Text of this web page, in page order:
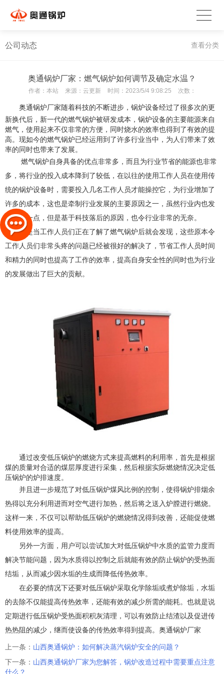
公司动态 查看分类
奥通锅炉厂家：燃气锅炉如何调节及确定水温？
作者： 本站 来源： 云更新 时间： 2023/5/4 9:08:25 次数：
奥通锅炉厂家随着科技的不断进步，锅炉设备经过了很多次的更
新换代后，新一代的燃气锅炉被研发成本，锅炉设备的主要能源来自
燃气，使用起来不仅非常的方便，同时烧水的效率也得到了有效的提
高。现如今的燃气锅炉已经运用到了许多行业当中，为人们带来了效
率的同时也带来了发展。
燃气锅炉自身具备的优点非常多，而且为行业节省的能源也非常
多，将行业的投入成本降到了较低，在以往的使用工作人员在使用传
统的锅炉设备时，需要投入几名工作人员才能操控它，为行业增加了
许多的成本，这也是牵制行业发展的主要原因之一，虽然行业内也发
现了这一点，但是基于科技落后的原因，也令行业非常的无奈。
但是当工作人员们正在了解了燃气锅炉后就会发现，这些原本令
工作人员们非常头疼的问题已经被很好的解决了，节省工作人员时间
和精力的同时也提高了工作的效率，提高自身安全性的同时也为行业
的发展做出了巨大的贡献。
通过改变低压锅炉的燃烧方式来提高燃料的利用率，首先是根据
煤的质量对合适的煤层厚度进行采集，然后根据实际燃烧情况决定低
压锅炉的炉排速度。
并且进一步规范了对低压锅炉煤风比例的控制，使得锅炉排烟余
热得以充分利用进而对空气进行加热，然后将之送入炉膛进行燃烧。
这样一来，不仅可以帮助低压锅炉的燃烧情况得到改善，还能促使燃
料使用效率的提高。
另外一方面，用户可以尝试加大对低压锅炉中水质的监管力度而
解决节能问题，因为水质得以控制之后就能有效的防止锅炉的受热面
结垢，从而减少因水垢的生成而降低传热效率。
在必要的情况下还要对低压锅炉采取化学除垢或煮炉除垢，水垢
的去除不仅能提高传热效率，还能有效的减少所需的能耗。也就是说
定期进行低压锅炉受热面积积灰清理，可以有效防止结渣以及促进传
热热阻的减少，继而使设备的传热效率得到提高。奥通锅炉厂家
上一条： 山西奥通锅炉：如何解决蒸汽锅炉安全的问题？
下一条： 山西奥通锅炉厂家为您解答，锅炉改造过程中需要重点注意
什么？